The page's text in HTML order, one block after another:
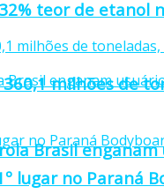
Brasil
teor de etanol
milhões de
lugar no Paraná